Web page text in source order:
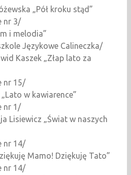
„Pół kroku stąd”
nr 3/
i melodia”
Językowe Calineczka/
Kaszek „Złap lato za
nr 15/
w kawiarence”
nr 1/
Lisiewicz „Świat w naszych
nr 14/
Mamo! Dziękuję Tato”
nr 14/